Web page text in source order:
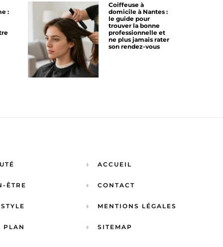
:
Coiffeuse à
domicile à Nantes :
le guide pour
trouver la bonne
professionnelle et
ne plus jamais rater
son rendez-vous
ÊTRE
PLAN
ACCUEIL
CONTACT
MENTIONS LÉGALES
SITEMAP